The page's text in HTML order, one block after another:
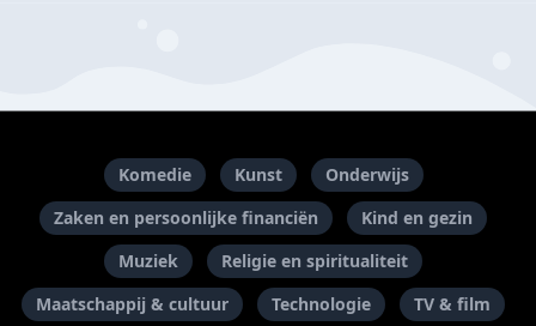
Komedie Kunst
Onderwijs
Zaken en persoonlijke financiën
Kind en gezin
Muziek
Religie en spiritualiteit
Maatschappij & cultuur
Technologie
TV & film